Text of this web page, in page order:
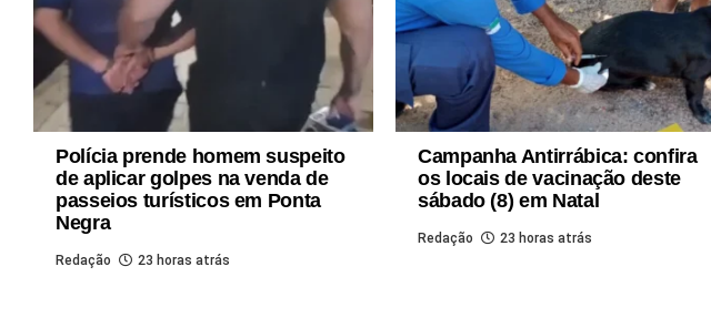
Polícia prende homem suspeito
de aplicar golpes na venda de
passeios turísticos em Ponta
Negra
Redação 23 horas atrás
Campanha Antirrábica: confira
os locais de vacinação deste
sábado (8) em Natal
Redação 23 horas atrás